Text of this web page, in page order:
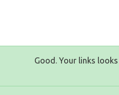
Good. Your links